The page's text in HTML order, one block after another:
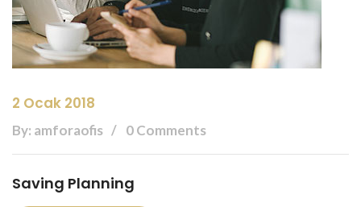
2 Ocak 2018
By: amforaofis 0 Comments
Saving Planning